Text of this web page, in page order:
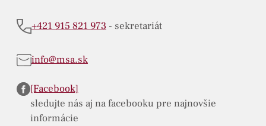
+421 915 821 973 - sekretariát
info@msa.sk
[Facebook]
sledujte nás aj na facebooku pre najnovšie
informácie